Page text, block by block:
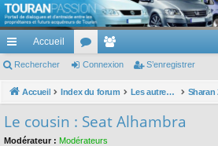
TouranPassion
Le forum des propriétaires ou futurs acquéreurs du
cc
ès
pi
Accueil
or
u
e
m
Rechercher Connexion S’enregistrer
Accueil Index du forum Les autres voitures et ce qui touche à la voiture Sharan
Le cousin : Seat Alhambra
Modérateur : Modérateurs